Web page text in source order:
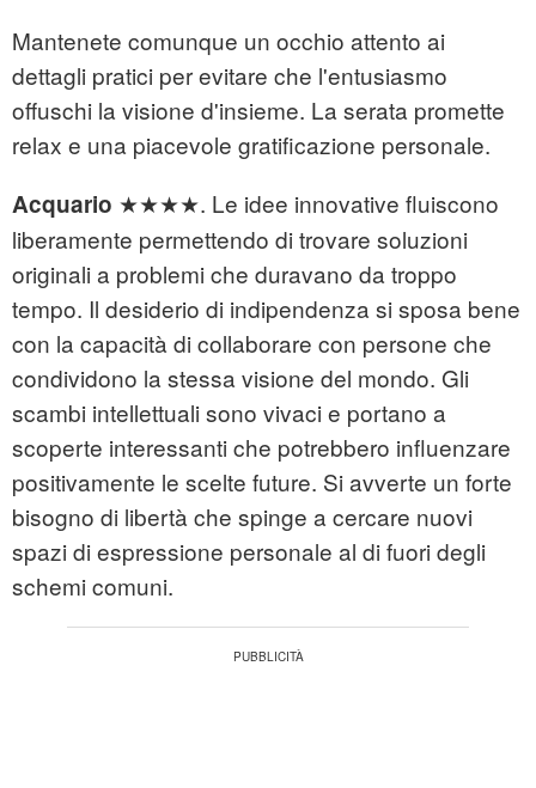
Mantenete comunque un occhio attento ai
dettagli pratici per evitare che l'entusiasmo
offuschi la visione d'insieme. La serata promette
relax e una piacevole gratificazione personale.
Acquario ★★★★. Le idee innovative fluiscono
liberamente permettendo di trovare soluzioni
originali a problemi che duravano da troppo
tempo. Il desiderio di indipendenza si sposa bene
con la capacità di collaborare con persone che
condividono la stessa visione del mondo. Gli
scambi intellettuali sono vivaci e portano a
scoperte interessanti che potrebbero influenzare
positivamente le scelte future. Si avverte un forte
bisogno di libertà che spinge a cercare nuovi
spazi di espressione personale al di fuori degli
schemi comuni.